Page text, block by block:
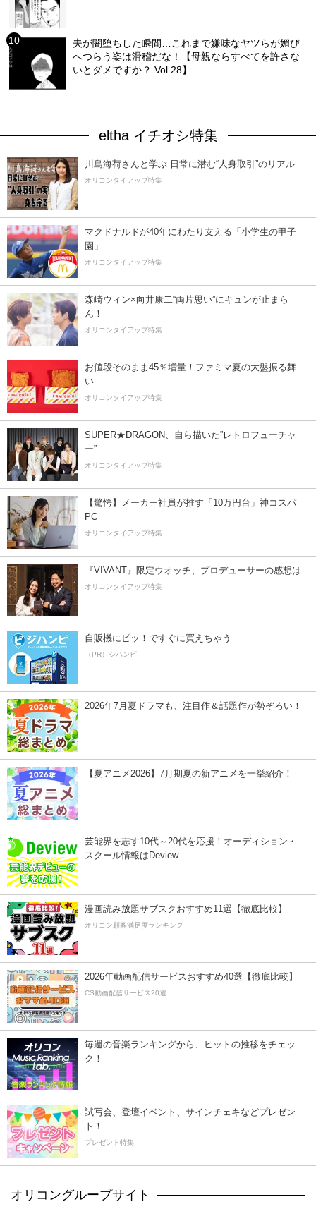
夫が闇堕ちした瞬間…これまで嫌味なヤツらが媚び
へつらう姿は滑稽だな！【母親ならすべてを許さな
いとダメですか？ Vol.28】
eltha イチオシ特集
川島海荷さんと学ぶ 日常に潜む“人身取引”のリアル
オリコンタイアップ特集
マクドナルドが40年にわたり支える「小学生の甲子
園」
オリコンタイアップ特集
森崎ウィン×向井康二“両片思い”にキュンが止まら
ん！
オリコンタイアップ特集
お値段そのまま45％増量！ファミマ夏の大盤振る舞
い
オリコンタイアップ特集
SUPER★DRAGON、自ら描いた”レトロフューチャ
ー”
オリコンタイアップ特集
【驚愕】メーカー社員が推す「10万円台」神コスパ
PC
オリコンタイアップ特集
『VIVANT』限定ウオッチ、プロデューサーの感想は
オリコンタイアップ特集
自販機にピッ！ですぐに買えちゃう
（PR）ジハンピ
2026年7月夏ドラマも、注目作＆話題作が勢ぞろい！
【夏アニメ2026】7月期夏の新アニメを一挙紹介！
芸能界を志す10代～20代を応援！オーディション・
スクール情報はDeview
漫画読み放題サブスクおすすめ11選【徹底比較】
オリコン顧客満足度ランキング
2026年動画配信サービスおすすめ40選【徹底比較】
CS動画配信サービス20選
毎週の音楽ランキングから、ヒットの推移をチェッ
ク！
試写会、登壇イベント、サインチェキなどプレゼン
ト！
プレゼント特集
オリコングループサイト